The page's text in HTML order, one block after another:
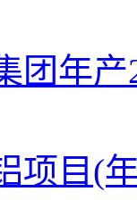
团年
项目(